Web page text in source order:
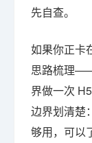
先自查。
如果你正卡
思路梳理
界做一次
边界划清楚
够用，可以